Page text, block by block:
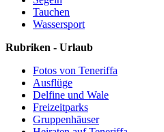
Tauchen
Wassersport
Rubriken - Urlaub
Fotos von Teneriffa
Ausflüge
Delfine und Wale
Freizeitparks
Gruppenhäuser